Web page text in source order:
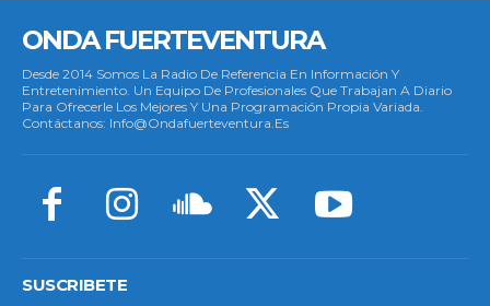
ONDA FUERTEVENTURA
Desde 2014 Somos La Radio De Referencia En Información Y
Entretenimiento. Un Equipo De Profesionales Que Trabajan A Diario
Para Ofrecerle Los Mejores Y Una Programación Propia Variada.
Contáctanos: Info@ondafuerteventura.es
SUSCRIBETE